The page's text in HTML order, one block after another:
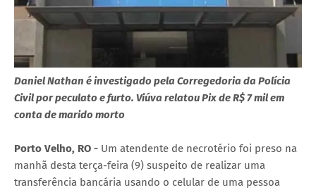
Daniel Nathan é investigado pela Corregedoria da Polícia
Civil por peculato e furto. Viúva relatou Pix de R$ 7 mil em
conta de marido morto
Porto Velho, RO - Um atendente de necrotério foi preso na
manhã desta terça-feira (9) suspeito de realizar uma
transferência bancária usando o celular de uma pessoa